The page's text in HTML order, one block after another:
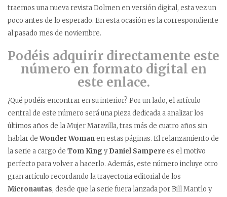
traemos una nueva revista Dolmen en versión digital, esta vez un
poco antes de lo esperado. En esta ocasión es la correspondiente
al pasado mes de noviembre.
Podéis adquirir directamente este
número en formato digital en
este enlace.
¿Qué podéis encontrar en su interior? Por un lado, el artículo
central de este número será una pieza dedicada a analizar los
últimos años de la Mujer Maravilla, tras más de cuatro años sin
hablar deWonder Womanen estas páginas. El relanzamiento de
la serie a cargo de Tom King yDaniel Sampere es el motivo
perfecto para volver a hacerlo. Además, este número incluye otro
gran artículo recordando la trayectoria editorial de los
Micronautas, desde que la serie fuera lanzada por Bill Mantlo y